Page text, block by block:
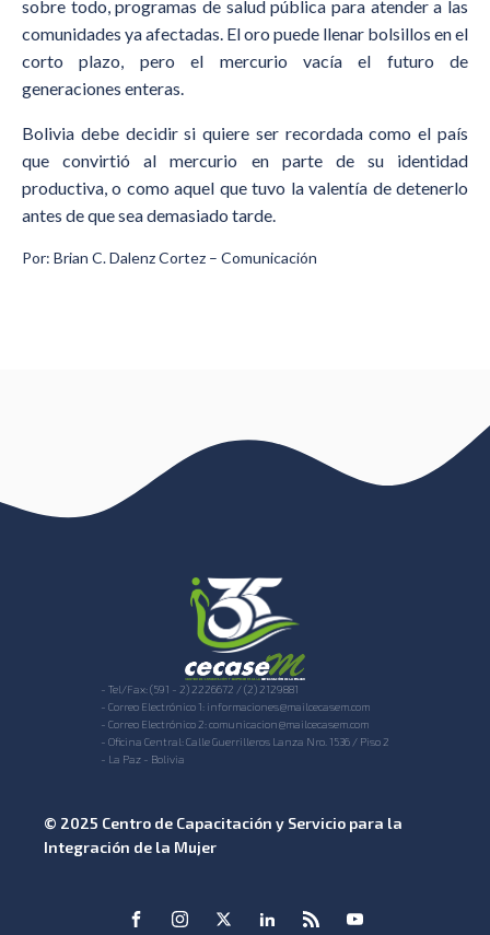
sobre todo, programas de salud pública para atender a las
comunidades ya afectadas. El oro puede llenar bolsillos en el
corto plazo, pero el mercurio vacía el futuro de
generaciones enteras.
Bolivia debe decidir si quiere ser recordada como el país
que convirtió al mercurio en parte de su identidad
productiva, o como aquel que tuvo la valentía de detenerlo
antes de que sea demasiado tarde.
Por: Brian C. Dalenz Cortez – Comunicación
- Tel/Fax: (591 - 2) 2226672 / (2) 2129881
- Correo Electrónico 1: informaciones@mailcecasem.com
- Correo Electrónico 2: comunicacion@mailcecasem.com
- Oficina Central: Calle Guerrilleros Lanza Nro. 1536 / Piso 2
- La Paz - Bolivia
© 2025 Centro de Capacitación y Servicio para la
Integración de la Mujer